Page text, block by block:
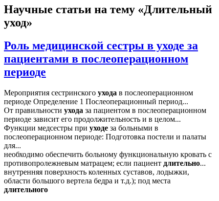
Научные статьи на тему «Длительный
уход»
Роль медицинской сестры в уходе за
пациентами в послеоперационном
периоде
Мероприятия сестринского ухода в послеоперационном
периоде Определение 1 Послеоперационный период...
От правильности ухода за пациентом в послеоперационном
периоде зависит его продолжительность и в целом...
Функции медсестры при уходе за больными в
послеоперационном периоде: Подготовка постели и палаты
для...
необходимо обеспечить больному функциональную кровать с
противопролежневым матрацем; если пациент длительно...
внутренняя поверхность коленных суставов, лодыжки,
области большого вертела бедра и т.д.); под места
длительного